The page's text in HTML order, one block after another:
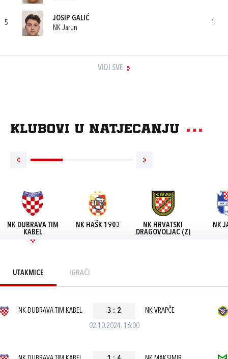
5
JOSIP GALIĆ
NK Jarun
1
VIDI SVE
Klubovi u natjecanju
NK DUBRAVA TIM
KABEL
NK HAŠK 1903
NK HRVATSKI
DRAGOVOLJAC (Z)
NK
UTAKMICE IGRAČI
02.10.2024. 16:00
NK DUBRAVA TIM KABEL 3 : 2 NK VRAPČE